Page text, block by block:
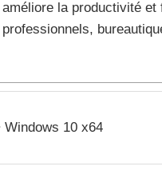
la productivité
Windows 10 x64